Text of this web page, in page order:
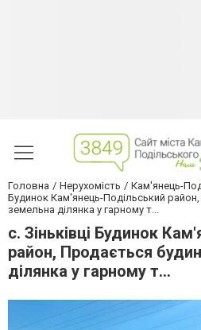
Головна Нерухомість Кам'янець-
Будинок Кам'янець-Подільський
земельна ділянка у гарному т...
с. Зіньківці Будинок
район, Продається
ділянка у гарному т...